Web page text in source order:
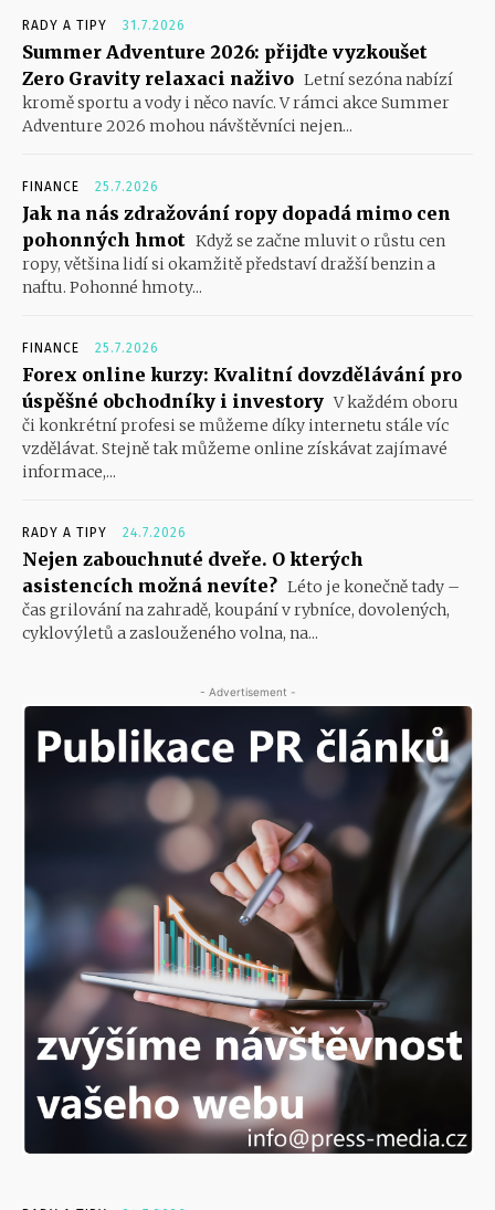
RADY A TIPY 31.7.2026
Summer Adventure 2026: přijďte vyzkoušet
Zero Gravity relaxaci naživo Letní sezóna nabízí
kromě sportu a vody i něco navíc. V rámci akce Summer
Adventure 2026 mohou návštěvníci nejen...
FINANCE 25.7.2026
Jak na nás zdražování ropy dopadá mimo cen
pohonných hmot Když se začne mluvit o růstu cen
ropy, většina lidí si okamžitě představí dražší benzin a
naftu. Pohonné hmoty...
FINANCE 25.7.2026
Forex online kurzy: Kvalitní dovzdělávání pro
úspěšné obchodníky i investory V každém oboru
či konkrétní profesi se můžeme díky internetu stále víc
vzdělávat. Stejně tak můžeme online získávat zajímavé
informace,...
RADY A TIPY 24.7.2026
Nejen zabouchnuté dveře. O kterých
asistencích možná nevíte? Léto je konečně tady –
čas grilování na zahradě, koupání v rybníce, dovolených,
cyklovýletů a zaslouženého volna, na...
- Advertisement -